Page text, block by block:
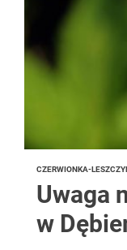
CZERWIONKA-
Uwaga
w